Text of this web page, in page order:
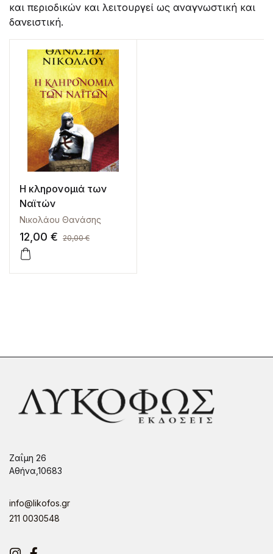
και περιοδικών και λειτουργεί ως αναγνωστική και
δανειστική.
Η κληρονομιά των
Ναϊτών
Νικολάου Θανάσης
12,00 € 20,00€
Ζαΐμη 26
Αθήνα,10683
info@likofos.gr
211 0030548